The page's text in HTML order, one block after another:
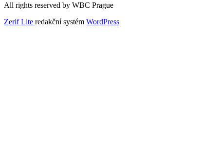
All rights reserved by WBC Prague
Zerif Lite redakční systém WordPress